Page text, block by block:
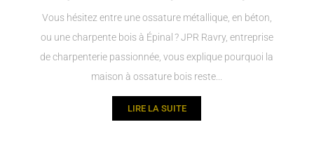
Vous hésitez entre une ossature métallique, en béton,
ou une charpente bois à Épinal ? JPR Ravry, entreprise
de charpenterie passionnée, vous explique pourquoi la
maison à ossature bois reste...
LIRE LA SUITE